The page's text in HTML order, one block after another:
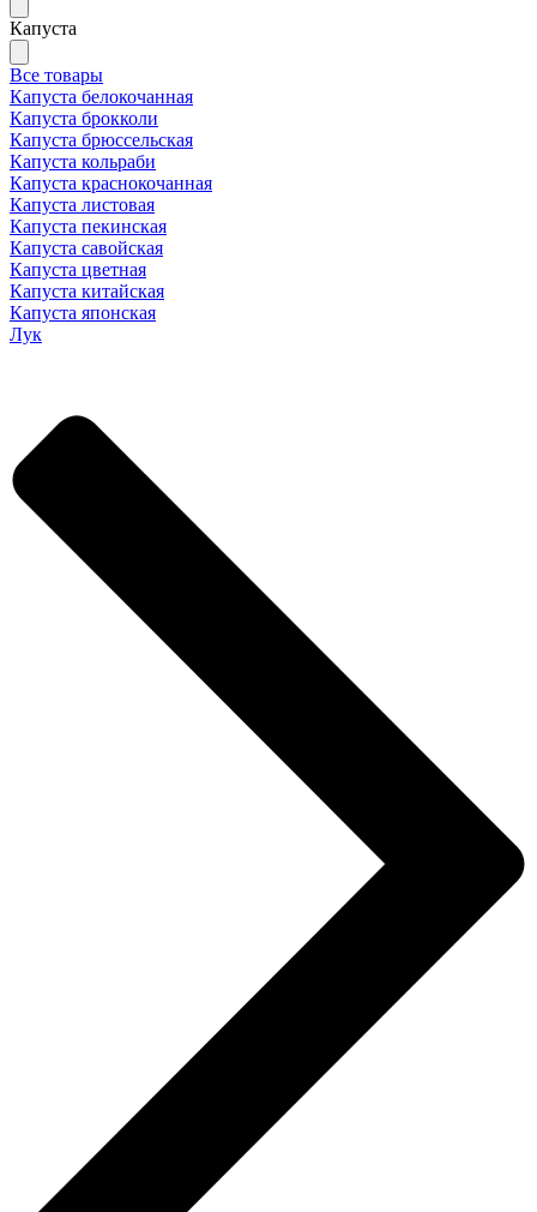
Капуста
Все товары
Капуста белокочанная
Капуста брокколи
Капуста брюссельская
Капуста кольраби
Капуста краснокочанная
Капуста листовая
Капуста пекинская
Капуста савойская
Капуста цветная
Капуста китайская
Капуста японская
Лук